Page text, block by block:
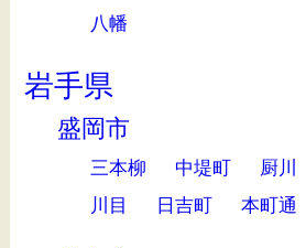
八幡
岩手県
盛岡市
三本柳 中堤町 厨川
川目
日吉町 本町通